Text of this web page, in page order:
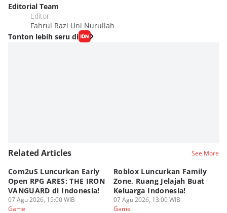
Editorial Team
Editor
Fahrul Razi Uni Nurullah
Tonton lebih seru di
Related Articles See More
Com2uS Luncurkan Early
Open RPG ARES: THE IRON
VANGUARD di Indonesia!
07 Agu 2026, 15:00 WIB
Game
Roblox Luncurkan Family
Zone, Ruang Jelajah Buat
Keluarga Indonesia!
07 Agu 2026, 13:00 WIB
Game